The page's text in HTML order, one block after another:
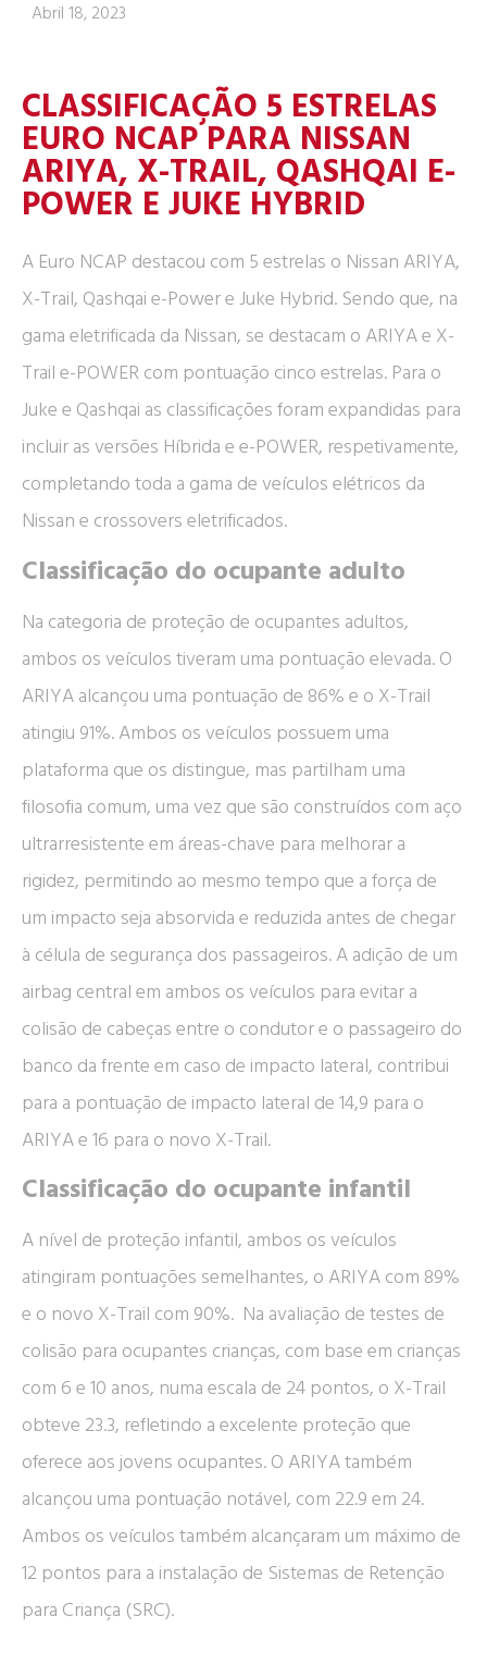
Abril 18, 2023
CLASSIFICAÇÃO 5 ESTRELAS
EURO NCAP PARA NISSAN
ARIYA, X-TRAIL, QASHQAI E-
POWER E JUKE HYBRID
A Euro NCAP destacou com 5 estrelas o Nissan ARIYA,
X-Trail, Qashqai e-Power e Juke Hybrid. Sendo que, na
gama eletrificada da Nissan, se destacam o ARIYA e X-
Trail e-POWER com pontuação cinco estrelas. Para o
Juke e Qashqai as classificações foram expandidas para
incluir as versões Híbrida e e-POWER, respetivamente,
completando toda a gama de veículos elétricos da
Nissan e crossovers eletrificados.
Classificação do ocupante adulto
Na categoria de proteção de ocupantes adultos,
ambos os veículos tiveram uma pontuação elevada. O
ARIYA alcançou uma pontuação de 86% e o X-Trail
atingiu 91%. Ambos os veículos possuem uma
plataforma que os distingue, mas partilham uma
filosofia comum, uma vez que são construídos com aço
ultrarresistente em áreas-chave para melhorar a
rigidez, permitindo ao mesmo tempo que a força de
um impacto seja absorvida e reduzida antes de chegar
à célula de segurança dos passageiros. A adição de um
airbag central em ambos os veículos para evitar a
colisão de cabeças entre o condutor e o passageiro do
banco da frente em caso de impacto lateral, contribui
para a pontuação de impacto lateral de 14,9 para o
ARIYA e 16 para o novo X-Trail.
Classificação do ocupante infantil
A nível de proteção infantil, ambos os veículos
atingiram pontuações semelhantes, o ARIYA com 89%
e o novo X-Trail com 90%. Na avaliação de testes de
colisão para ocupantes crianças, com base em crianças
com 6 e 10 anos, numa escala de 24 pontos, o X-Trail
obteve 23.3, refletindo a excelente proteção que
oferece aos jovens ocupantes. O ARIYA também
alcançou uma pontuação notável, com 22.9 em 24.
Ambos os veículos também alcançaram um máximo de
12 pontos para a instalação de Sistemas de Retenção
para Criança (SRC).